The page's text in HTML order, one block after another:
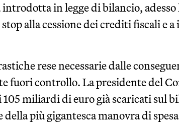
in legge di bilancio, adesso
alla cessione dei crediti fiscali e
rese necessarie dalle
fuori controllo. La presidente del
miliardi di euro già scaricati sul
più gigantesca manovra di